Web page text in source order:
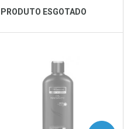
Ver Desconto Convênio
PRODUTO ESGOTADO
Laboratório
Por Menos